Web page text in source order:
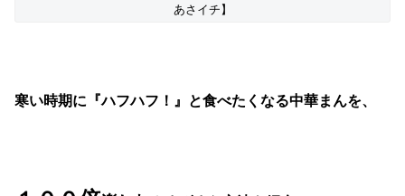
あさイチ】
寒い時期に『ハフハフ！』と食べたくなる中華まんを、